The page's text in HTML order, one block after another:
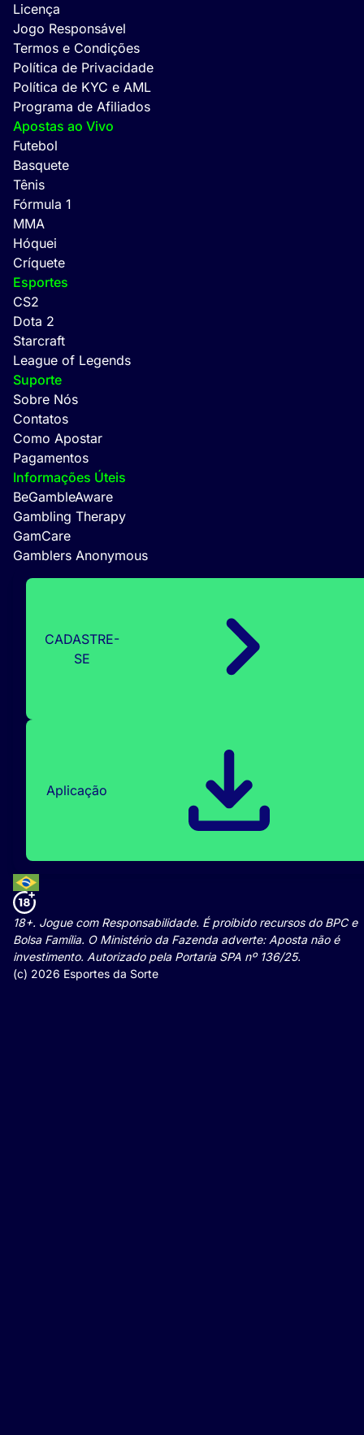
Licença
Jogo Responsável
Termos e Condições
Política de Privacidade
Política de KYC e AML
Programa de Afiliados
Apostas ao Vivo
Futebol
Basquete
Tênis
Fórmula 1
MMA
Hóquei
Críquete
Esportes
CS2
Dota 2
Starcraft
League of Legends
Suporte
Sobre Nós
Contatos
Como Apostar
Pagamentos
Informações Úteis
BeGambleAware
Gambling Therapy
GamCare
Gamblers Anonymous
CADASTRE-
SE
Aplicação
18+. Jogue com Responsabilidade. É proibido recursos do BPC e
Bolsa Família. O Ministério da Fazenda adverte: Aposta não é
investimento. Autorizado pela Portaria SPA nº 136/25.
(c) 2026 Esportes da Sorte